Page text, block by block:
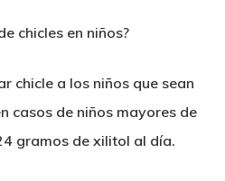
chicles en niños?
chicle a los niños que sean
casos de niños mayores de
gramos de xilitol al día.